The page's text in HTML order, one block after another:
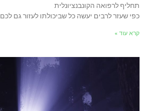
תחליף לרפואה הקונבנציונלית
כפי שעזר לרבים יעשה כל שביכולתו לעזור גם לכם
קרא עוד »